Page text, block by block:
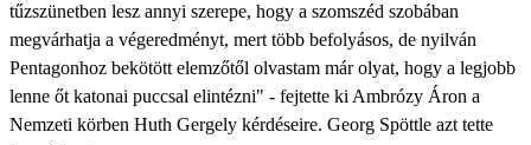
tűzszünetben lesz annyi szerepe, hogy a szomszéd szobában
megvárhatja a végeredményt, mert több befolyásos, de nyilván
Pentagonhoz bekötött elemzőtől olvastam már olyat, hogy a legjobb
lenne őt katonai puccsal elintézni" - fejtette ki Ambrózy Áron a
Nemzeti körben Huth Gergely kérdéseire. Georg Spöttle azt tette